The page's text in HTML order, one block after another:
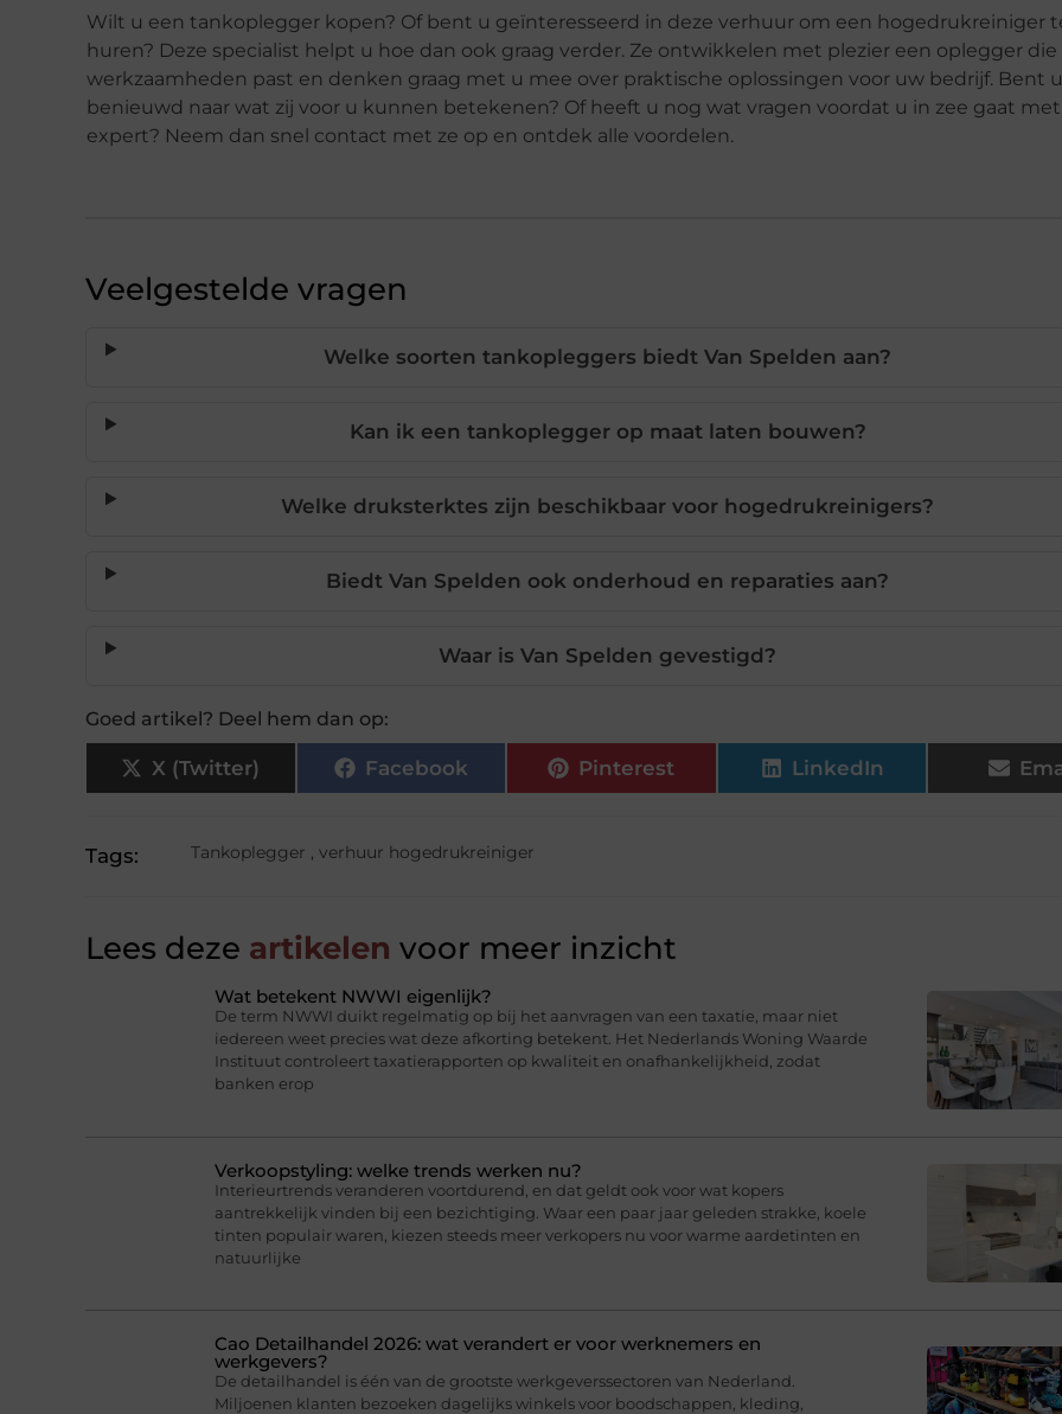
Wilt u een tankoplegger kopen? Of bent u geïnteresseerd in deze verhuur om een hogedrukreiniger
huren? Deze specialist helpt u hoe dan ook graag verder. Ze ontwikkelen met plezier een oplegger
werkzaamheden past en denken graag met u mee over praktische oplossingen voor uw bedrijf. Bent u
benieuwd naar wat zij voor u kunnen betekenen? Of heeft u nog wat vragen voordat u in zee gaat
expert? Neem dan snel contact met ze op en ontdek alle voordelen.
Veelgestelde vragen
Welke soorten tankopleggers biedt Van Spelden aan?
Kan ik een tankoplegger op maat laten bouwen?
Welke druksterktes zijn beschikbaar voor hogedrukreinigers?
Biedt Van Spelden ook onderhoud en reparaties aan?
Waar is Van Spelden gevestigd?
Goed artikel? Deel hem dan op:
X (Twitter) Facebook Pinterest LinkedIn
Tags: Tankoplegger , verhuur hogedrukreiniger
Lees deze artikelen voor meer inzicht
Wat betekent NWWI eigenlijk?
De term NWWI duikt regelmatig op bij het aanvragen van een taxatie, maar niet
iedereen weet precies wat deze afkorting betekent. Het Nederlands Woning Waarde
Instituut controleert taxatierapporten op kwaliteit en onafhankelijkheid, zodat
banken erop
Verkoopstyling: welke trends werken nu?
Interieurtrends veranderen voortdurend, en dat geldt ook voor wat kopers
aantrekkelijk vinden bij een bezichtiging. Waar een paar jaar geleden strakke, koele
tinten populair waren, kiezen steeds meer verkopers nu voor warme aardetinten en
natuurlijke
Cao Detailhandel 2026: wat verandert er voor werknemers en
werkgevers?
De detailhandel is één van de grootste werkgeverssectoren van Nederland.
Miljoenen klanten bezoeken dagelijks winkels voor boodschappen, kleding,